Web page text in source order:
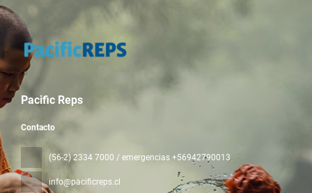
Pacific Reps
Contacto
(56-2) 2334 7000 / emergencias +56942790013
info@pacificreps.cl